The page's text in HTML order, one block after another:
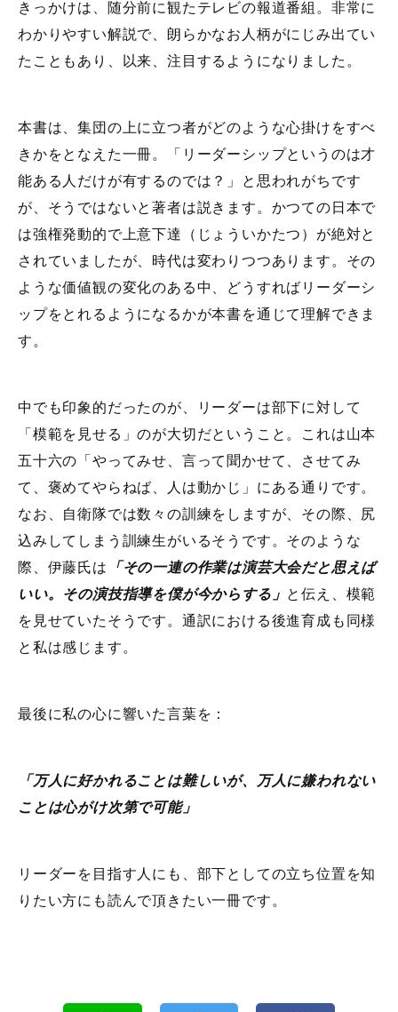
きっかけは、随分前に観たテレビの報道番組。非常に
わかりやすい解説で、朗らかなお人柄がにじみ出てい
たこともあり、以来、注目するようになりました。
本書は、集団の上に立つ者がどのような心掛けをすべ
きかをとなえた一冊。「リーダーシップというのは才
能ある人だけが有するのでは？」と思われがちです
が、そうではないと著者は説きます。かつての日本で
は強権発動的で上意下達（じょういかたつ）が絶対と
されていましたが、時代は変わりつつあります。その
ような価値観の変化のある中、どうすればリーダーシ
ップをとれるようになるかが本書を通じて理解できま
す。
中でも印象的だったのが、リーダーは部下に対して
「模範を見せる」のが大切だということ。これは山本
五十六の「やってみせ、言って聞かせて、させてみ
て、褒めてやらねば、人は動かじ」にある通りです。
なお、自衛隊では数々の訓練をしますが、その際、尻
込みしてしまう訓練生がいるそうです。そのような
際、伊藤氏は
「その一連の作業は演芸大会だと思えば
いい。その演技指導を僕が今からする」 と伝え、模範
を見せていたそうです。通訳における後進育成も同様
と私は感じます。
最後に私の心に響いた言葉を：
「万人に好かれることは難しいが、万人に嫌われない
ことは心がけ次第で可能」
リーダーを目指す人にも、部下としての立ち位置を知
りたい方にも読んで頂きたい一冊です。